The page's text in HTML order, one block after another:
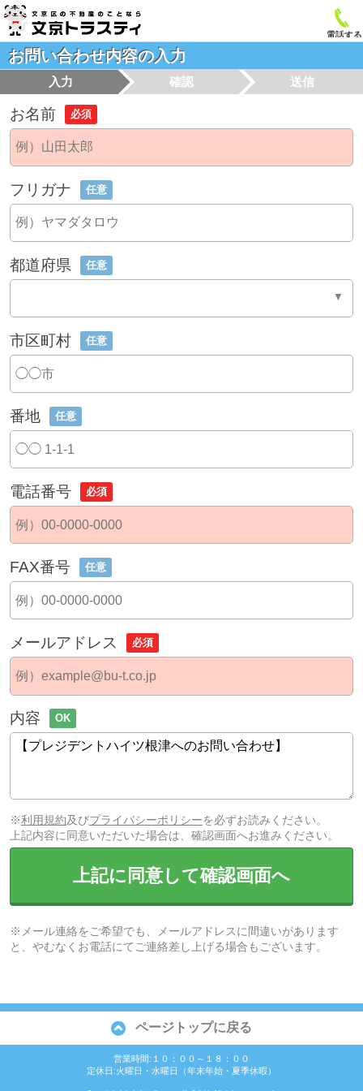
電話する
お問い合わせ内容の入力
入力 確認 送信
お名前 必須
フリガナ 任意
都道府県 任意
市区町村 任意
番地 任意
電話番号 必須
FAX番号 任意
メールアドレス 必須
内容 OK
※利用規約及びプライバシーポリシーを必ずお読みください。
上記内容に同意いただいた場合は、確認画面へお進みください。
上記に同意して確認画面へ
※メール連絡をご希望でも、メールアドレスに間違いがあります
と、やむなくお電話にてご連絡差し上げる場合もございます。
ページトップに戻る
営業時間:１０：００～１８：００
定休日:火曜日・水曜日（年末年始・夏季休暇）